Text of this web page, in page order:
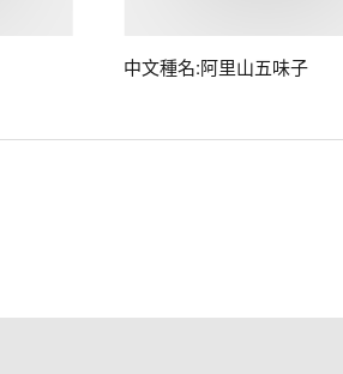
中文種名:阿里山五味子